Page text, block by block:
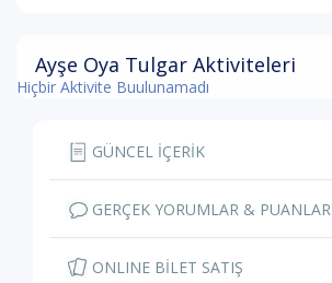
Ayşe Oya Tulgar Aktiviteleri
Hiçbir Aktivite Buulunamadı
GÜNCEL İÇERİK
GERÇEK YORUMLAR & PUANLAR
ONLINE BİLET SATIŞ